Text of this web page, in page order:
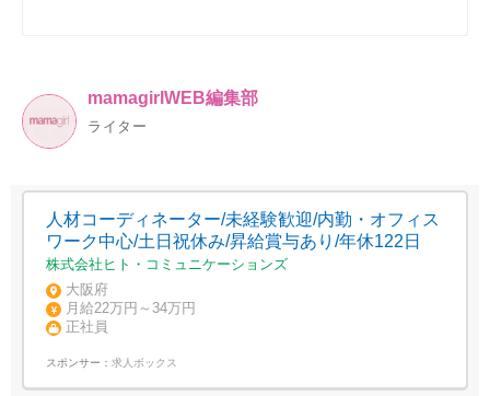
mamagirlWEB編集部
ライター
人材コーディネーター/未経験歓迎/内勤・オフィス
ワーク中心/土日祝休み/昇給賞与あり/年休122日
株式会社ヒト・コミュニケーションズ
大阪府
月給22万円～34万円
正社員
スポンサー： 求人ボックス